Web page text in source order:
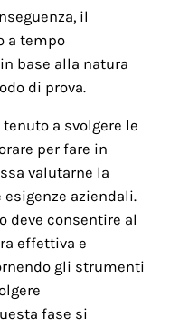
il
a tempo
base alla natura
di prova.
a svolgere le
per fare in
valutarne la
aziendali.
deve consentire al
effettiva e
gli strumenti
fase si